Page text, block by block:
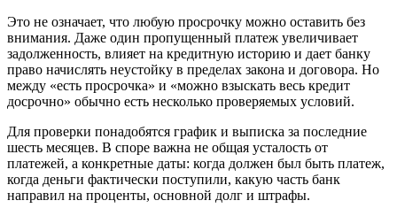
Это не означает, что любую просрочку можно оставить без
внимания. Даже один пропущенный платеж увеличивает
задолженность, влияет на кредитную историю и дает банку
право начислять неустойку в пределах закона и договора. Но
между «есть просрочка» и «можно взыскать весь кредит
досрочно» обычно есть несколько проверяемых условий.
Для проверки понадобятся график и выписка за последние
шесть месяцев. В споре важна не общая усталость от
платежей, а конкретные даты: когда должен был быть платеж,
когда деньги фактически поступили, какую часть банк
направил на проценты, основной долг и штрафы.